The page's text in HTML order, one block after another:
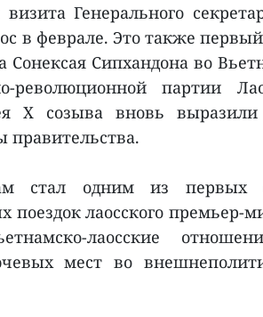
визита Генерального
в феврале. Это также
Сипхандона во
революционной партии
X созыва вновь
правительства.
стал одним из первых
поездок лаосского премьер-
лаосские
мест во